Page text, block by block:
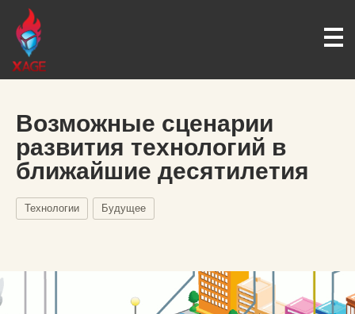
Возможные сценарии
развития технологий в
ближайшие десятилетия
Технологии Будущее